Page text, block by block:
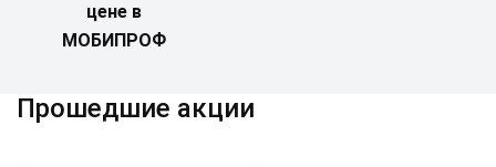
цене в
МОБИПРОФ
Прошедшие акции